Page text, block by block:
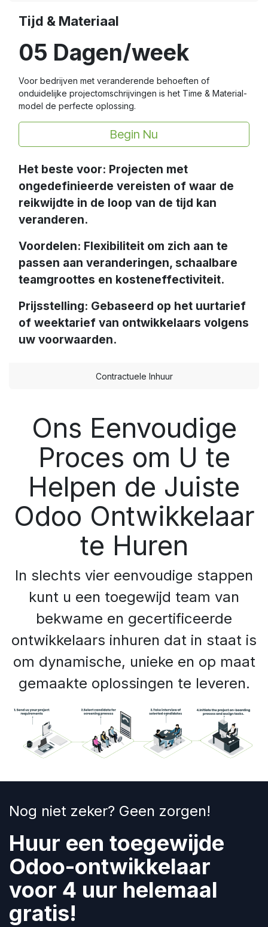
Tijd & Materiaal
05 Dagen/week
Voor bedrijven met veranderende behoeften of
onduidelijke projectomschrijvingen is het Time & Material-
model de perfecte oplossing.
Begin Nu
Het beste voor: Projecten met
ongedefinieerde vereisten of waar de
reikwijdte in de loop van de tijd kan
veranderen.
Voordelen: Flexibiliteit om zich aan te
passen aan veranderingen, schaalbare
teamgroottes en kosteneffectiviteit.
Prijsstelling: Gebaseerd op het uurtarief
of weektarief van ontwikkelaars volgens
uw voorwaarden.
Contractuele Inhuur
Ons Eenvoudige
Proces om U te
Helpen de Juiste
Odoo Ontwikkelaar
te Huren
In slechts vier eenvoudige stappen
kunt u een toegewijd team van
bekwame en gecertificeerde
ontwikkelaars inhuren dat in staat is
om dynamische, unieke en op maat
gemaakte oplossingen te leveren.
Nog niet zeker? Geen zorgen!
Huur een toegewijde
Odoo-ontwikkelaar
voor 4 uur helemaal
gratis!